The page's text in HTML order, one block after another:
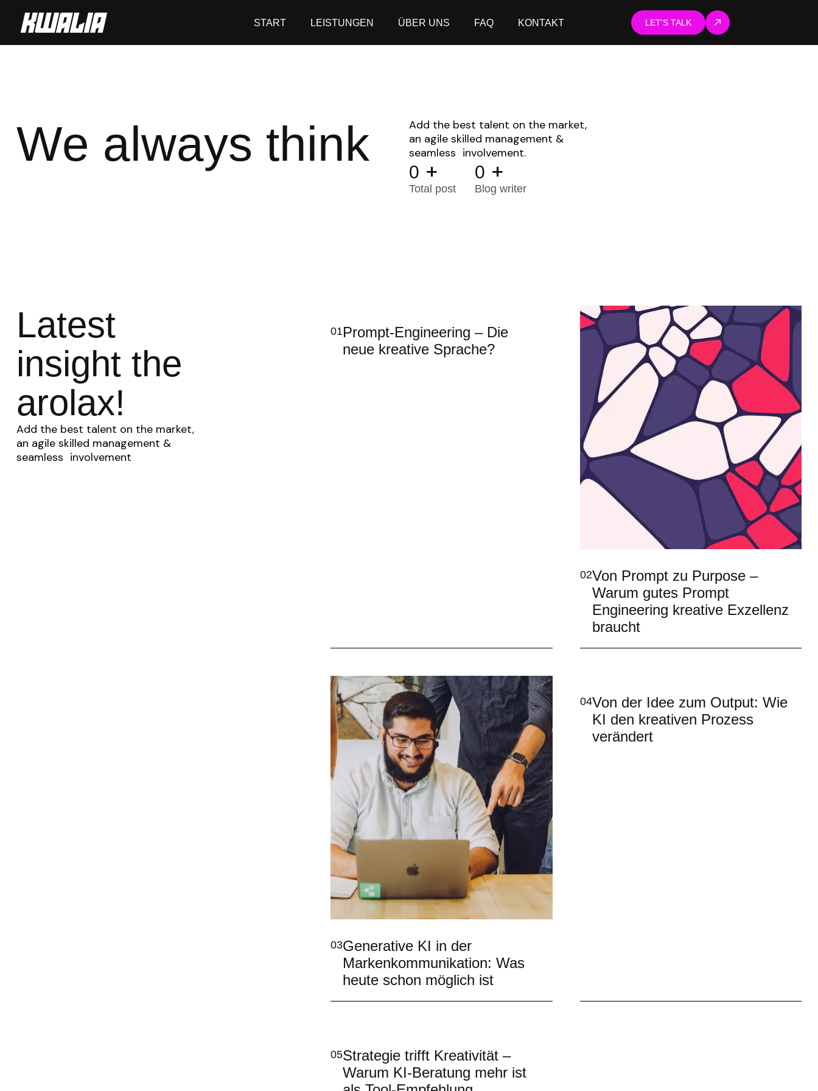
START LEISTUNGEN ÜBER UNS FAQ KONTAKT LET'S TALK
We always think
Add the best talent on the market,
an agile skilled management &
seamless involvement.
0 +
Total post
0 +
Blog writer
Latest
insight the
arolax!
Add the best talent on the market,
an agile skilled management &
seamless involvement
01Prompt-Engineering – Die
neue kreative Sprache?
02Von Prompt zu Purpose –
Warum gutes Prompt
Engineering kreative Exzellenz
braucht
03Generative KI in der
Markenkommunikation: Was
heute schon möglich ist
04Von der Idee zum Output: Wie
KI den kreativen Prozess
verändert
05Strategie trifft Kreativität –
Warum KI-Beratung mehr ist